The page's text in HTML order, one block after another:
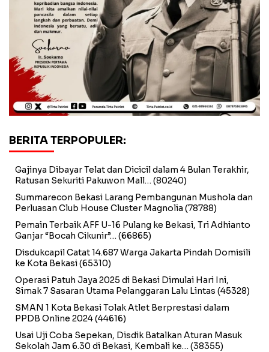
BERITA TERPOPULER:
Gajinya Dibayar Telat dan Dicicil dalam 4 Bulan Terakhir,
Ratusan Sekuriti Pakuwon Mall… (80240)
Summarecon Bekasi Larang Pembangunan Mushola dan
Perluasan Club House Cluster Magnolia (78788)
Pemain Terbaik AFF U-16 Pulang ke Bekasi, Tri Adhianto
Ganjar “Bocah Cikunir”… (66865)
Disdukcapil Catat 14.687 Warga Jakarta Pindah Domisili
ke Kota Bekasi(65310)
Operasi Patuh Jaya 2025 di Bekasi Dimulai Hari Ini,
Simak 7 Sasaran Utama Pelanggaran Lalu Lintas (45328)
SMAN 1 Kota Bekasi Tolak Atlet Berprestasi dalam
PPDB Online 2024(44616)
Usai Uji Coba Sepekan, Disdik Batalkan Aturan Masuk
Sekolah Jam 6.30 di Bekasi, Kembali ke… (38355)